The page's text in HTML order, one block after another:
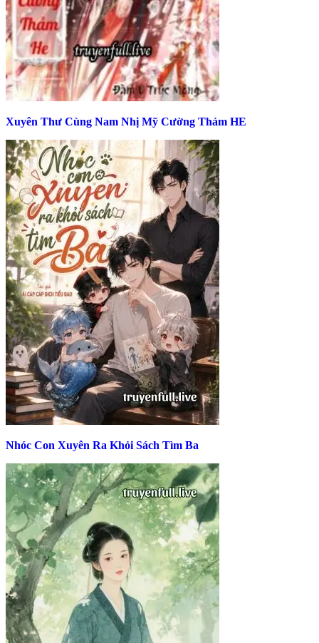
Xuyên Thư Cùng Nam Nhị Mỹ Cường Thảm HE
Nhóc Con Xuyên Ra Khỏi Sách Tìm Ba